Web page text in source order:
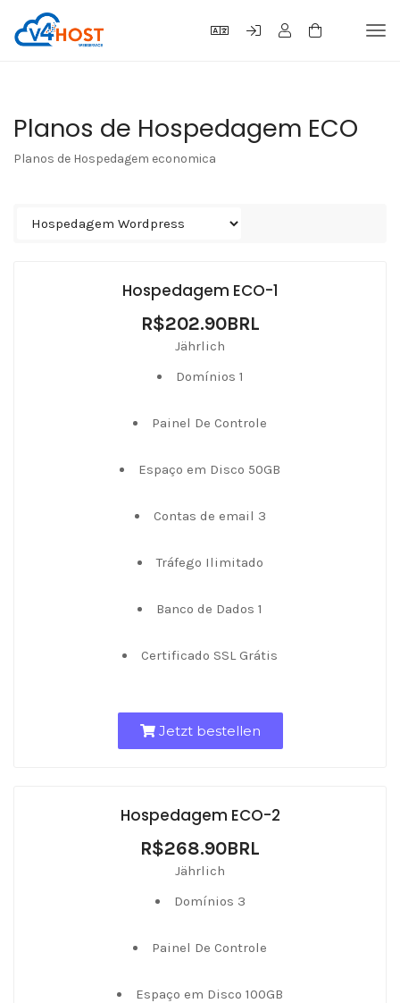
Planos de Hospedagem ECO
Planos de Hospedagem economica
Hospedagem ECO-1
R$202.90BRL
Jährlich
Domínios 1
Painel De Controle
Espaço em Disco 50GB
Contas de email 3
Tráfego Ilimitado
Banco de Dados 1
Certificado SSL Grátis
Jetzt bestellen
Hospedagem ECO-2
R$268.90BRL
Jährlich
Domínios 3
Painel De Controle
Espaço em Disco 100GB